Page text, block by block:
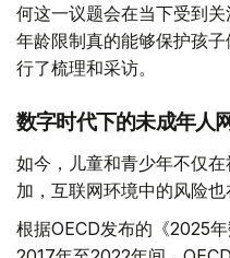
何这一议题会在当下受到
年龄限制真的能够保护孩
行了梳理和采访。
数字时代下的未成年人
如今，儿童和青少年不仅
加，互联网环境中的风险也
根据OECD发布的《2025